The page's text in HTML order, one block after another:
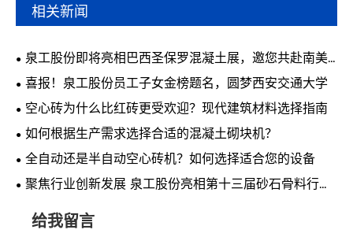
相关新闻
泉工股份即将亮相巴西圣保罗混凝土展，邀您共赴南美
行业盛会
喜报！泉工股份员工子女金榜题名，圆梦西安交通大学
空心砖为什么比红砖更受欢迎？现代建筑材料选择指南
如何根据生产需求选择合适的混凝土砌块机？
全自动还是半自动空心砖机？如何选择适合您的设备
聚焦行业创新发展 泉工股份亮相第十三届砂石骨料行业
给我留言